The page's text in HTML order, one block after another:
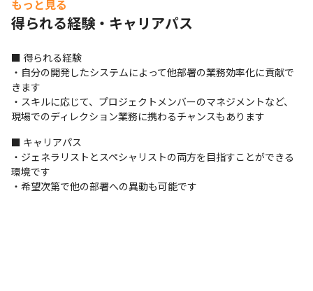
もっと見る
得られる経験・キャリアパス
■ 得られる経験
・自分の開発したシステムによって他部署の業務効率化に貢献で
きます
・スキルに応じて、プロジェクトメンバーのマネジメントなど、
現場でのディレクション業務に携わるチャンスもあります
■ キャリアパス
・ジェネラリストとスペシャリストの両方を目指すことができる
環境です
・希望次第で他の部署への異動も可能です